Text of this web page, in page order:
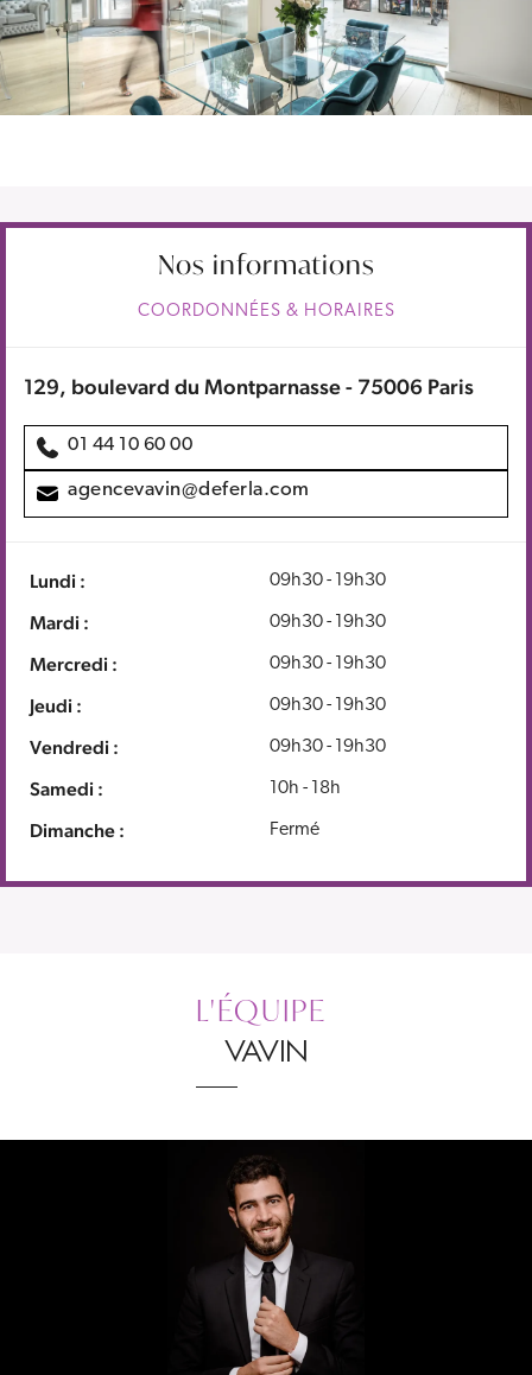
DÉCOUVRIR
Nos informations
COORDONNÉES & HORAIRES
129, boulevard du Montparnasse - 75006 Paris
01 44 10 60 00
agencevavin@deferla.com
Lundi : 09h30 - 19h30
Mardi : 09h30 - 19h30
Mercredi : 09h30 - 19h30
Jeudi : 09h30 - 19h30
Vendredi : 09h30 - 19h30
Samedi : 10h - 18h
Dimanche : Fermé
L'ÉQUIPE
VAVIN